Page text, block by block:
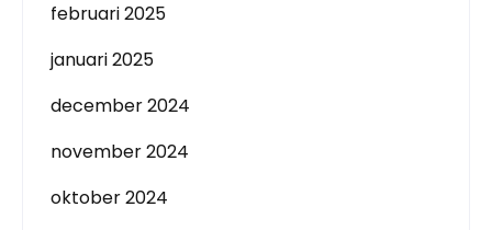
februari 2025
januari 2025
december 2024
november 2024
oktober 2024